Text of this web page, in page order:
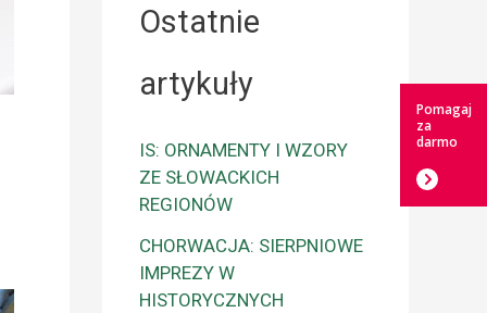
Ostatnie
artykuły
IS: ORNAMENTY I WZORY
ZE SŁOWACKICH
REGIONÓW
CHORWACJA: SIERPNIOWE
IMPREZY W
HISTORYCZNYCH
Pomagaj
za
darmo